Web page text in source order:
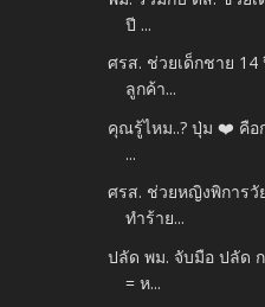
ปี ...
ศรส. ช่วยเด็กชาย
ลูกค้า...
คุณรู้ไหม..? ปุ่ม ❤️ คือ
...
ศรส. ช่วยหญิงพิการวั
ทำร้าย...
ปลัด พม. จับมือ ปลัด
= ห...